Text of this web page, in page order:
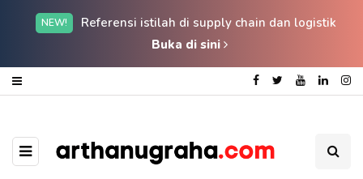
NEW!
Referensi istilah di supply chain dan logistik
Buka di sini